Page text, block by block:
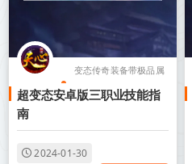
变态传奇装备带极品属
性
超变态安卓版三职业技能指
南
2024-01-30